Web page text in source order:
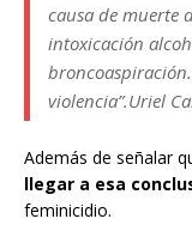
causa de muerte
intoxicación
violencia”.Uriel
Además de señalar
llegar a esa
feminicidio.